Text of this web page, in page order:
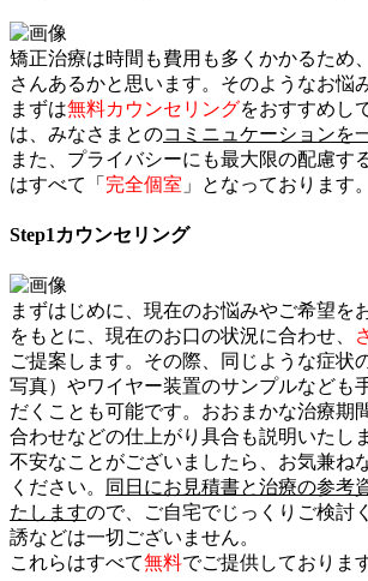
矯正治療は時間も費用も多くかかるため
さんあるかと思います。そのようなお悩
まずは無料カウンセリングをおすすめし
は、みなさまとのコミニュケーションを
また、プライバシーにも最大限の配慮す
はすべて「 完全個室 」となっております。
Step1 カウンセリング
まずはじめに、現在のお悩みやご希望を
をもとに、現在のお口の状況に合わせ、
ご提案します。その際、同じような症状
写真）やワイヤー装置のサンプルなども
だくことも可能です。おおまかな治療期
合わせなどの仕上がり具合も説明いたし
不安なことがございましたら、お気兼ね
ください。
同日にお見積書と治療の参考
たしますので、ご自宅でじっくりご検討
誘などは一切ございません。
これらはすべて無料でご提供しておりま